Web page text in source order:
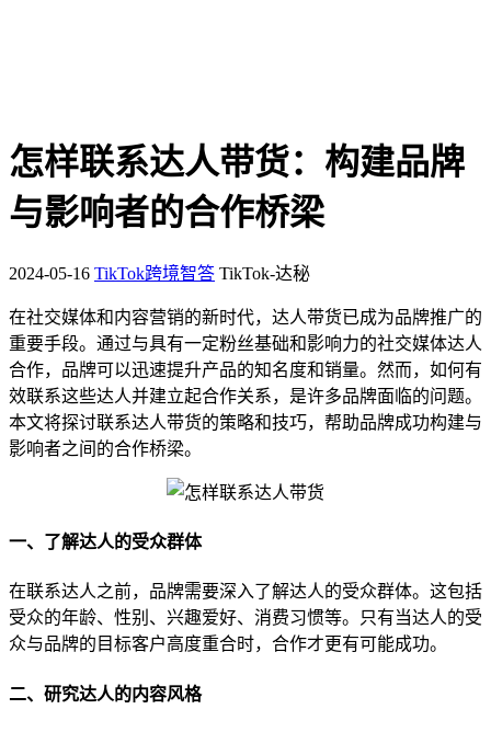
怎样联系达人带货：构建品牌
与影响者的合作桥梁
2024-05-16 TikTok跨境智答 TikTok-达秘
在社交媒体和内容营销的新时代，达人带货已成为品牌推广的
重要手段。通过与具有一定粉丝基础和影响力的社交媒体达人
合作，品牌可以迅速提升产品的知名度和销量。然而，如何有
效联系这些达人并建立起合作关系，是许多品牌面临的问题。
本文将探讨联系达人带货的策略和技巧，帮助品牌成功构建与
影响者之间的合作桥梁。
一、了解达人的受众群体
在联系达人之前，品牌需要深入了解达人的受众群体。这包括
受众的年龄、性别、兴趣爱好、消费习惯等。只有当达人的受
众与品牌的目标客户高度重合时，合作才更有可能成功。
二、研究达人的内容风格